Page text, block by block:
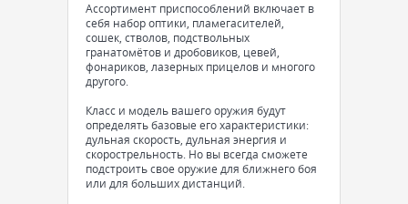
Ассортимент приспособлений включает в
себя набор оптики, пламегасителей,
сошек, стволов, подствольных
гранатомётов и дробовиков, цевей,
фонариков, лазерных прицелов и многого
другого.
Класс и модель вашего оружия будут
определять базовые его характеристики:
дульная скорость, дульная энергия и
скорострельность. Но вы всегда сможете
подстроить свое оружие для ближнего боя
или для больших дистанций.